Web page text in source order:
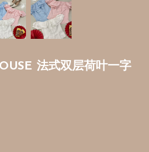
法式双层荷叶一字